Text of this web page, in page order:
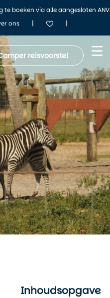
te boeken via alle aangesloten
ons
| |
reisvoorstel
Inhoudsopgave